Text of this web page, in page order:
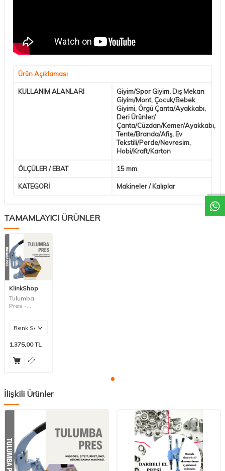
Ürün Açıklaması
KULLANIM ALANLARI
Giyim/Spor Giyim, Dış Mekan
Giyim/Mont, Çocuk/Bebek
Giyimi, Örgü Çanta/Ayakkabı,
Deri Ürünler/
Çanta/Cüzdan/Kemer/Ayakkabı,
Tente/Branda/Afiş, Ev
Tekstili/Perde/Nevresim,
Hobi/Kraft/Karton
ÖLÇÜLER / EBAT 15 mm
KATEGORİ Makineler / Kalıplar
TAMAMLAYICI ÜRÜNLER
KlinkShop
Tulumba
Pres -
Makinesi
1.375,00TL
İlişkili Ürünler